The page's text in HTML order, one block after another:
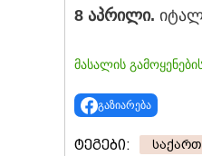
8 აპრილი.
მასალის
გაზიარება
ტეგები: